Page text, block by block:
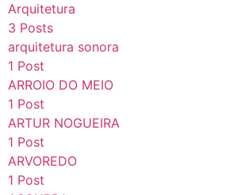
Arquitetura
3 Posts
arquitetura sonora
1 Post
ARROIO DO MEIO
1 Post
ARTUR NOGUEIRA
1 Post
ARVOREDO
1 Post